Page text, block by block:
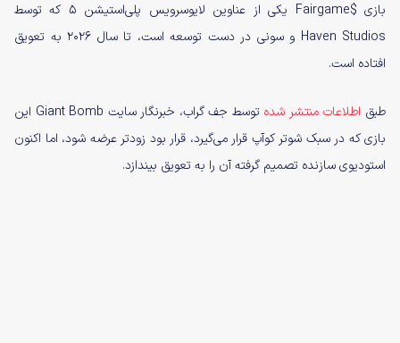
بازی $Fairgame یکی از عناوین لایوسرویس پلی‌استیشن 5 که توسط
Haven Studios و سونی در دست توسعه است، تا سال ۲۰۲۶ به تعویق
افتاده است.
طبق اطلاعات منتشر شده
توسط جف گراب، خبرنگار سایت Giant Bomb این
بازی که در سبک شوتر کوآپ قرار می‌گیرد، قرار بود زودتر عرضه شود، اما اکنون
استودیوی سازنده تصمیم گرفته آن را به تعویق بیندازد.